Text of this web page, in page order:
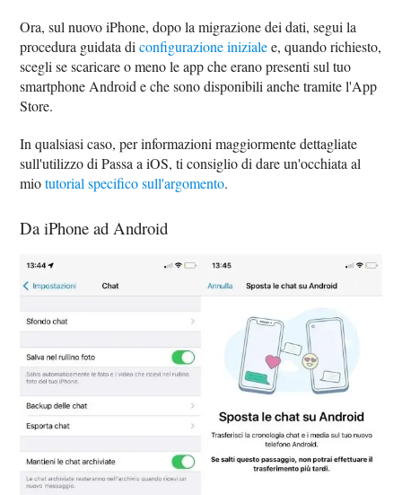
Ora, sul nuovo iPhone, dopo la migrazione dei dati, segui la
procedura guidata diconfigurazione inizialee, quando richiesto,
scegli se scaricare o meno le app che erano presenti sul tuo
smartphone Android e che sono disponibili anche tramite l'App
Store.
In qualsiasi caso, per informazioni maggiormente dettagliate
sull'utilizzo di Passa a iOS, ti consiglio di dare un'occhiata al
miotutorial specifico sull'argomento.
Da iPhone ad Android